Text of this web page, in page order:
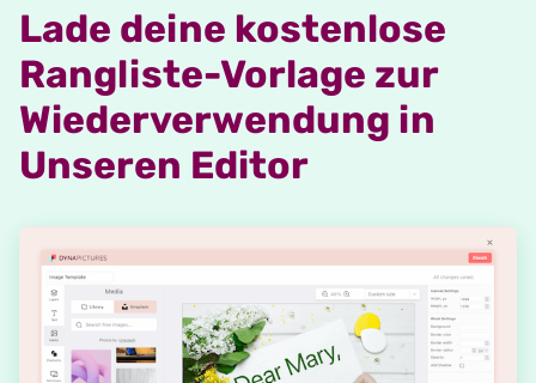
Lade deine kostenlose
Rangliste-Vorlage zur
Wiederverwendung in
Unseren Editor